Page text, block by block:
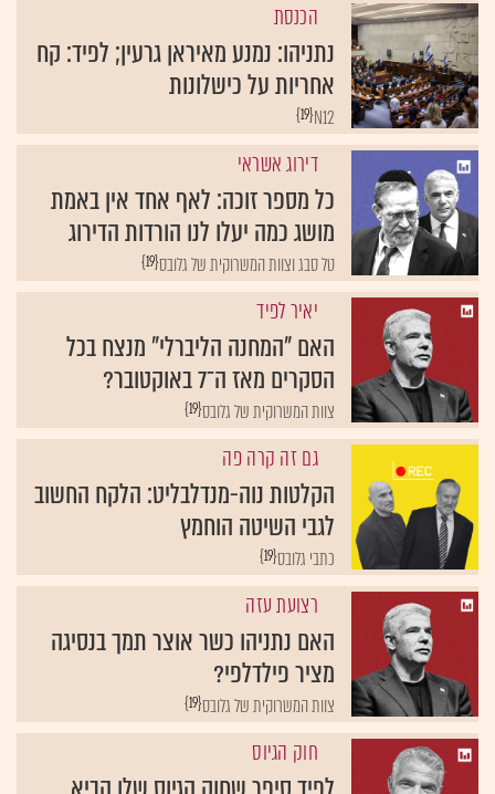
הכנסת
נתניהו: נמנע מאיראן גרעין; לפיד: קח
אחריות על כישלונות
{19}N12
דירוג אשראי
כל מספר זוכה: לאף אחד אין באמת
מושג כמה יעלו לנו הורדות הדירוג
{19}טל סבג וצוות המשרוקית של גלובס
יאיר לפיד
האם "המחנה הליברלי" מנצח בכל
הסקרים מאז ה־7 באוקטובר?
{19}צוות המשרוקית של גלובס
גם זה קרה פה
הקלטות נוה-מנדלבליט: הלקח החשוב
לגבי השיטה הוחמץ
{19}כתבי גלובס
רצועת עזה
האם נתניהו כשר אוצר תמך בנסיגה
מציר פילדלפי?
{19}צוות המשרוקית של גלובס
חוק הגיוס